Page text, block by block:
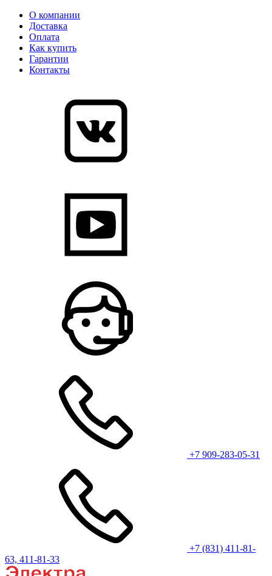
О компании
Доставка
Оплата
Как купить
Гарантии
Контакты
+7 909-283-05-31
+7 (831) 411-81-
63, 411-81-33